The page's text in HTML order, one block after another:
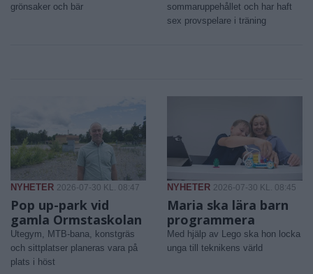
grönsaker och bär
sommaruppehållet och har haft
sex provspelare i träning
NYHETER 2026-07-30 KL. 08:47
Pop up-park vid
gamla Ormstaskolan
Utegym, MTB-bana, konstgräs
och sittplatser planeras vara på
plats i höst
NYHETER 2026-07-30 KL. 08:45
Maria ska lära barn
programmera
Med hjälp av Lego ska hon locka
unga till teknikens värld